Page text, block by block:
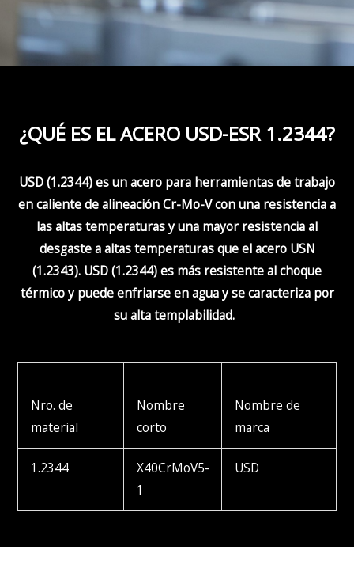
¿QUÉ ES EL ACERO USD-ESR 1.2344?
USD(1.2344)es un acero para herramientas de trabajo
en caliente de alineación Cr-Mo-V con una resistencia a
lasaltas temperaturas y una mayor resistencia al
desgaste a altas temperaturasqueel acero USN
(1.2343). USD(1.2344)es más resistente alchoque
térmicoypuede enfriarse en agua y se caracteriza por
su alta templabilidad.
Nro. de
material
Nombre
corto
Nombre de
marca
1.2344
X40CrMoV5-
1
USD